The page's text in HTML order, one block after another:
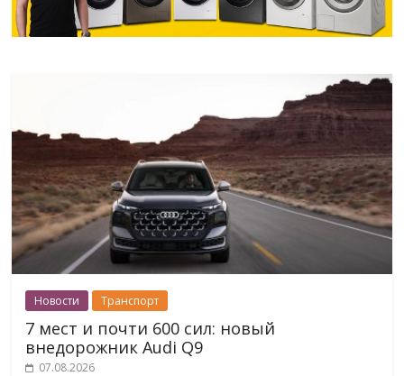
Новости Транспорт
7 мест и почти 600 сил: новый
внедорожник Audi Q9
07.08.2026